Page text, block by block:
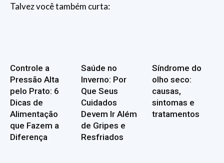
Talvez você também curta:
Controle a
Pressão Alta
pelo Prato: 6
Dicas de
Alimentação
que Fazem a
Diferença
Saúde no
Inverno: Por
Que Seus
Cuidados
Devem Ir Além
de Gripes e
Resfriados
Síndrome do
olho seco:
causas,
sintomas e
tratamentos